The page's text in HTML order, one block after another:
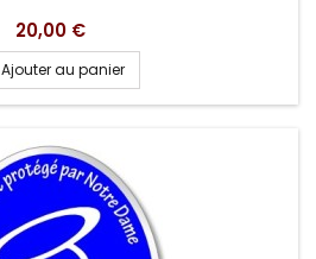
Prix
20,00 €
Ajouter au panier